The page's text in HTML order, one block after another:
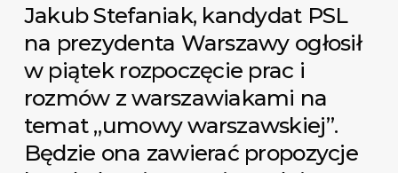
Jakub Stefaniak, kandydat PSL
na prezydenta Warszawy ogłosił
w piątek rozpoczęcie prac i
rozmów z warszawiakami na
temat „umowy warszawskiej”.
Będzie ona zawierać propozycje